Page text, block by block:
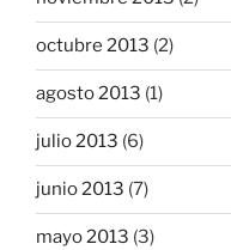
octubre 2013 (2)
agosto 2013 (1)
julio 2013 (6)
junio 2013 (7)
mayo 2013 (3)